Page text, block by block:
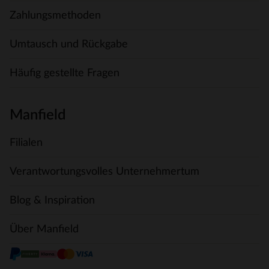
Zahlungsmethoden
Umtausch und Rückgabe
Häufig gestellte Fragen
Manfield
Filialen
Verantwortungsvolles Unternehmertum
Blog & Inspiration
Über Manfield